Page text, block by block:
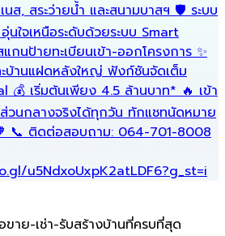
ส, สระว่ายน้ำ และสนามบาสฯ 🛡️ ระบบ
ใจเหนือระดับด้วยระบบ Smart
นป้ายทะเบียนเข้า-ออกโครงการ ✨
ะบ้านแฝดหลังใหญ่ ฟังก์ชันจัดเต็ม
💰 เริ่มต้นเพียง 4.5 ล้านบาท* 🔥 เข้า
วนกลางจริงได้ทุกวัน ทักแชทนัดหมาย
📞 ติดต่อสอบถาม: 064-701-8008
u5NdxoUxpK2atLDF6?g_st=i
ขาย-เช่า-รับสร้างบ้านที่ครบที่สุด